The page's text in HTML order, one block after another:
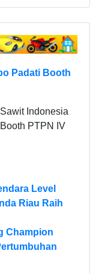
Padati Booth
Indonesia
PTPN IV
Level
Riau Raih
Champion